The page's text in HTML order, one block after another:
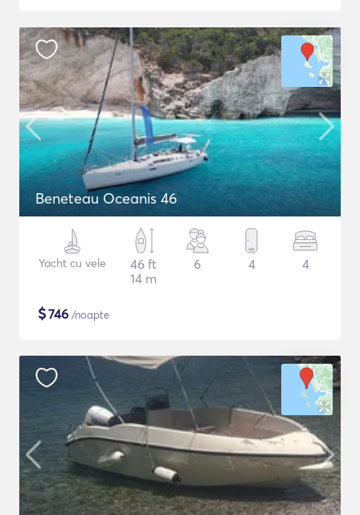
Beneteau Oceanis 46
Yacht cu vele
46 ft
14 m
6 4 4
$746 /noapte